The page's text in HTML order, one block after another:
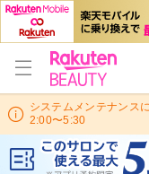
システムメンテナンス
2:00〜5:30